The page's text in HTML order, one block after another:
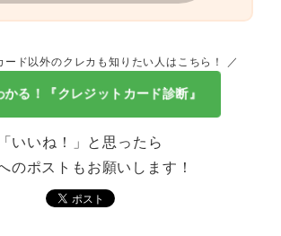
ード以外のクレカも知りたい人はこちら！ ／
かる！『クレジットカード診断』
「いいね！」と思ったら
のポストもお願いします！